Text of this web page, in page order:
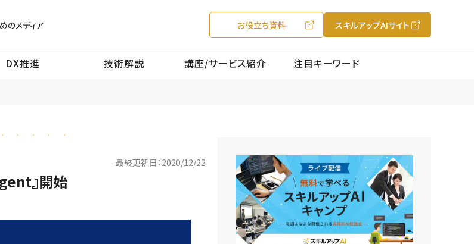
のメディア お役立ち資料 スキルアップAIサイト
DX推進 技術解説 講座/サービス紹介 注目キーワード
最終更新日： 2020/12/22
』開始